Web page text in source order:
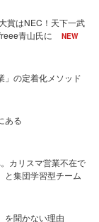
賞はNEC！天下一武
青山氏に
NEW
」の定着化メソッド
ある
カリスマ営業不在で
と集団学習型チーム
を聞かない理由